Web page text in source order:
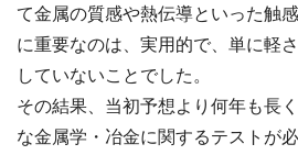
て金属の質感や熱伝導といった触
に重要なのは、実用的で、単に軽
していないことでした。
その結果、当初予想より何年も長
な金属学・冶金に関するテストが